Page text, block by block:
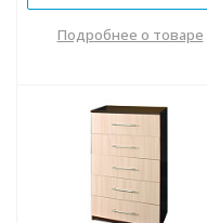
Подробнее о товаре